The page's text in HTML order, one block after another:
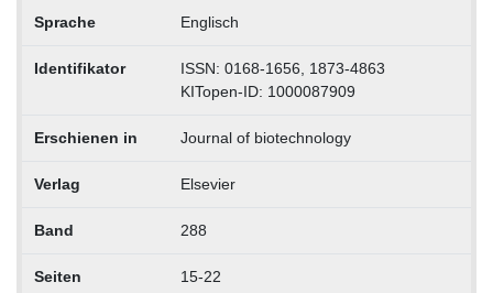
Sprache Englisch
Identifikator
ISSN: 0168-1656, 1873-4863
KITopen-ID: 1000087909
Erschienen in Journal of biotechnology
Verlag Elsevier
Band 288
Seiten 15-22